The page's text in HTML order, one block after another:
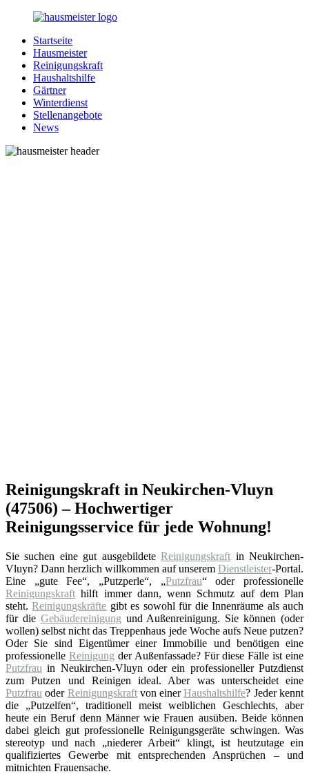
Zurück
Inhalt
Hausmeister.de
Alles
rund
Ihren
Haushalt
Startseite
Hausmeister
Reinigungskraft
Haushaltshilfe
Gärtner
Winterdienst
Stellenangebote
News
Reinigungskraft in Neukirchen-Vluyn
(47506) – Hochwertiger
Reinigungsservice für jede Wohnung!
Sie suchen eine gut ausgebildeteReinigungskraft in Neukirchen-
Vluyn? Dann herzlich willkommen auf unserem Dienstleister-Portal.
Eine „gute Fee“, „Putzperle“, „Putzfrau“ oder professionelle
Reinigungskraft hilft immer dann, wenn Schmutz auf dem Plan
steht.Reinigungskräfte gibt es sowohl für die Innenräume als auch
für die Gebäudereinigung und Außenreinigung. Sie können (oder
wollen) selbst nicht das Treppenhaus jede Woche aufs Neue putzen?
Oder Sie sind Eigentümer einer Immobilie und benötigen eine
professionelle Reinigung der Außenfassade? Für diese Fälle ist eine
Putzfrau in Neukirchen-Vluyn oder ein professioneller Putzdienst
zum Putzen und Reinigen ideal. Aber was unterscheidet eine
Putzfrau oder Reinigungskraftvon einerHaushaltshilfe? Jeder kennt
die „Putzelfen“, traditionell meist weiblichen Geschlechts, aber
heute ein Beruf denn Männer wie Frauen ausüben. Beide können
dabei gleich gut professionelle Reinigungsgeräte schwingen. Was
stereotyp und nach „niederer Arbeit“ klingt, ist heutzutage ein
qualifiziertes Gewerbe mit entsprechenden Ansprüchen – und
mitnichten Frauensache.